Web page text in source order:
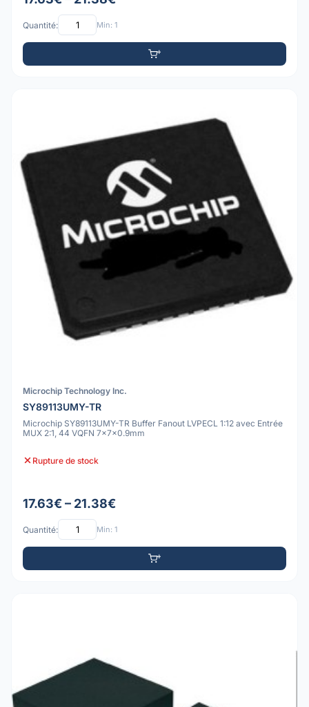
Quantité: Min: 1
Microchip Technology Inc.
SY89113UMY-TR
Microchip SY89113UMY-TR Buffer Fanout LVPECL 1:12 avec Entrée
MUX 2:1, 44 VQFN 7x7x0.9mm
Rupture de stock
17.63€ – 21.38€
Quantité: Min: 1